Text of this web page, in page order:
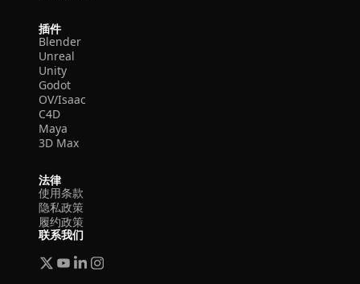
插件
Blender
Unreal
Unity
Godot
OV/Isaac
C4D
Maya
3D Max
法律
使用条款
隐私政策
履约政策
联系我们